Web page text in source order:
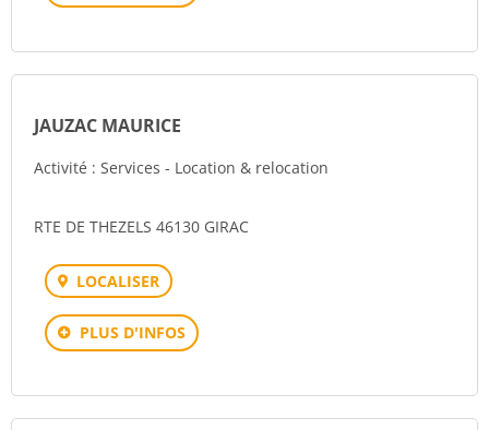
JAUZAC MAURICE
Activité : Services - Location & relocation
RTE DE THEZELS 46130 GIRAC
LOCALISER
PLUS D'INFOS